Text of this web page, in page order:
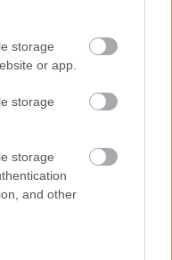
storage
or app.
storage
storage
and other
τα ζώδια είναι
αλλάξει τον τρόπο